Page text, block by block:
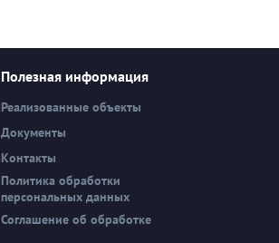
Полезная информация
Реализованные объекты
Документы
Контакты
Политика обработки
персональных данных
Соглашение об обработке